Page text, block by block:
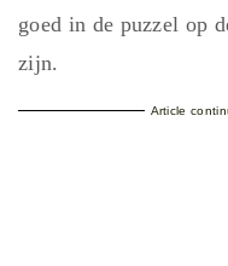
goed in de puzzel op
zijn.
Article